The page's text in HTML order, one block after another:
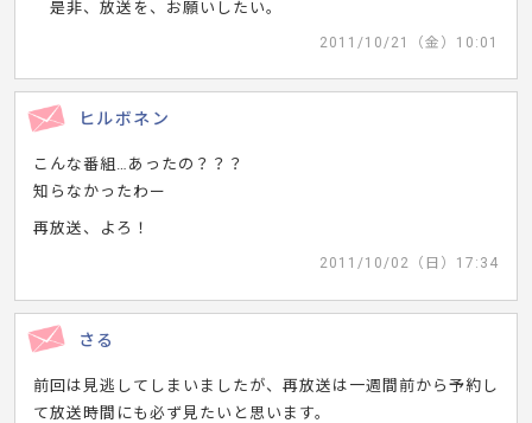
是非、放送を、お願いしたい。
2011/10/21（金）10:01
ヒルボネン
こんな番組…あったの？？？
知らなかったわー
再放送、よろ！
2011/10/02（日）17:34
さる
前回は見逃してしまいましたが、再放送は一週間前から予約し
て放送時間にも必ず見たいと思います。